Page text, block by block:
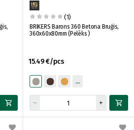
(1)
BRIKERS Barons 360 Betona Bruģis,
360x60x80mm (Pelēks )
15.49 €/pcs